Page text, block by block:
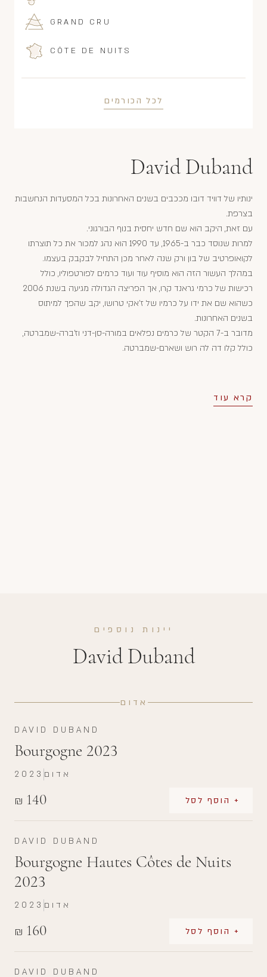
GRAND CRU
CÔTE DE NUITS
לכל הכורמים
David Duband
ינותיו של דוויד דובו מככבים בשנים האחרונות בכל המסעדות הנחשבות
בצרפת.
עם זאת, היקב הוא שם חדש יחסית בנוף הבורגוני.
למרות שנוסד כבר ב-1965, עד 1990 הוא נהג למכור את כל תוצרתו
לקואופרטיב של בון ורק שנה לאחר מכן התחיל לבקבק בעצמו.
במהלך העשור הזה הוא מוסיף עוד ועוד כרמים לפורטפוליו, כולל
רכישות של כרמי גראנד קרו, אך הפריצה הגדולה מגיעה בשנת 2006
כשהוא שם את ידו על כרמיו של ז'אקי טרושו, יקב שהפך למיתוס
בשנים האחרונות.
מדובר ב-7 הקטר של כרמים נפלאים במורה-סן-דני וז'ברה-שמברטה,
כולל קלו דה לה רוש ושארם-שמברטה.
קרא עוד
יינות נוספים
David Duband
אדום
DAVID DUBAND
Bourgogne 2023
₪ 140 + הוסף לסל
2023 אדום
DAVID DUBAND
Bourgogne Hautes Côtes de Nuits
2023
₪ 160 + הוסף לסל
2023 אדום
DAVID DUBAND